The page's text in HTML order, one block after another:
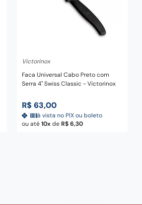
Victorinox
Faca Universal Cabo Preto com
Serra 4" Swiss Classic - Victorinox
R$ 63,00
à vista no PIX ou boleto
ou até10 deR$ 6,30